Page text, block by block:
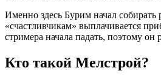
Именно здесь Бурим начал
«счастливчикам» выплачивается
стримера начала падать, поэтому
Кто такой Мелстрой?